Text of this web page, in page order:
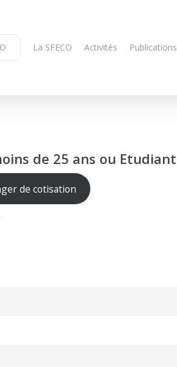
La SFECO Activités Publications
de 25 ans ou Etudiant
de cotisation